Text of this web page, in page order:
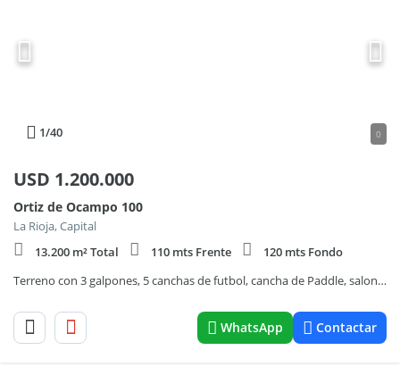
1/40 0
USD 1.200.000
Ortiz de Ocampo 100
La Rioja, Capital
13.200 m² Total
110 mts Frente
120 mts Fondo
Terreno con 3 galpones, 5 canchas de futbol, cancha de Paddle, salon de fiestas
WhatsApp Contactar